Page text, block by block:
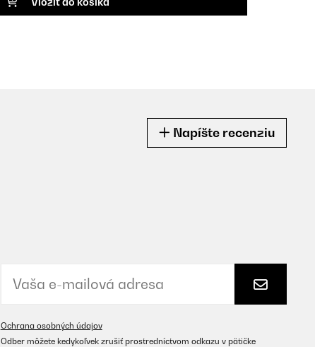
Napíšte recenziu
Ochrana osobných údajov
Odber môžete kedykoľvek zrušiť prostredníctvom odkazu v pätičke